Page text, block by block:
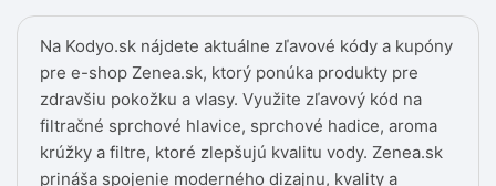
Na Kodyo.sk nájdete aktuálne zľavové kódy a kupóny
pre e-shop Zenea.sk, ktorý ponúka produkty pre
zdravšiu pokožku a vlasy. Využite zľavový kód na
filtračné sprchové hlavice, sprchové hadice, aroma
krúžky a filtre, ktoré zlepšujú kvalitu vody. Zenea.sk
prináša spojenie moderného dizajnu, kvality a